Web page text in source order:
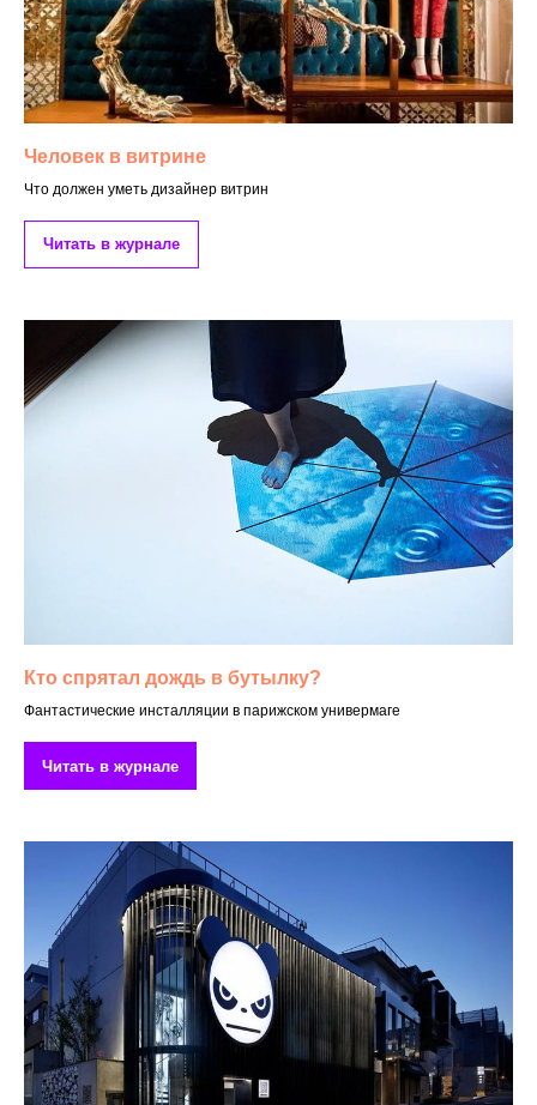
Человек в витрине
Что должен уметь дизайнер витрин
Читать в журнале
Кто спрятал дождь в бутылку?
Фантастические инсталляции в парижском универмаге
Читать в журнале